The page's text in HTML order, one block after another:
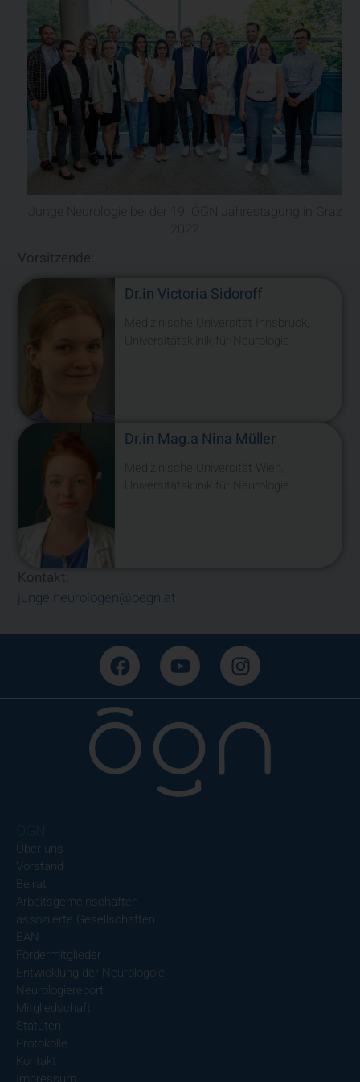
Junge Neurologie bei der 19. ÖGN Jahrestagung in Graz
Vorsitzende:
Dr.in Victoria Sidoroff
Medizinische Universität Innsbruck,
Universitätsklinik für Neurologie
Dr.in Mag.a Nina Müller
Medizinische Universität Wien,
Universitätsklinik für Neurologie
Kontakt:
junge.neurologen@oegn.at
Über uns
Vorstand
Beirat
Arbeitsgemeinschaften
assoziierte Gesellschaften
EAN
Fördermitglieder
Entwicklung der Neurologoie
Neurologiereport
Mitgliedschaft
Statuten
Protokolle
Kontakt